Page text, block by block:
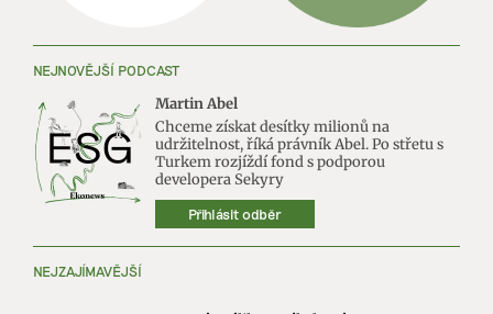
NEJNOVĚJŠÍ PODCAST
Martin Abel
Chceme získat desítky milionů na
udržitelnost, říká právník Abel. Po střetu s
Turkem rozjíždí fond s podporou
developera Sekyry
Přihlásit odběr
NEJZAJÍMAVĚJŠÍ